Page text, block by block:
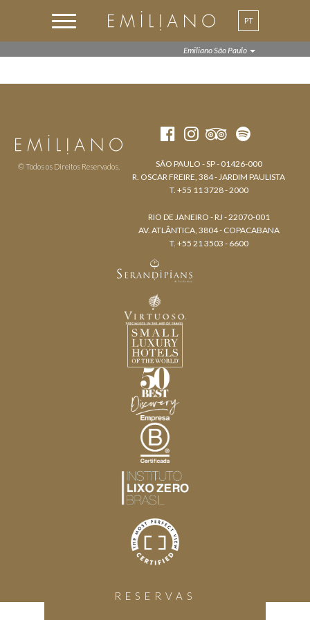
PT
EN
Emiliano São Paulo
RESERVAS
© Todos os Direitos Reservados.
SÃO PAULO - SP - 01426-000
R. OSCAR FREIRE, 384 - JARDIM PAULISTA
T. +55 11 3728 - 2000
RIO DE JANEIRO - RJ - 22070-001
AV. ATLÂNTICA, 3804 - COPACABANA
T. +55 21 3503 - 6600